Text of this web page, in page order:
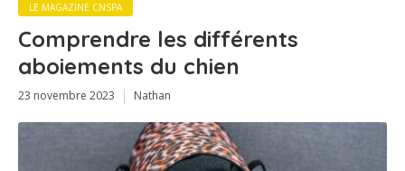
LE MAGAZINE CNSPA
Comprendre les différents
aboiements du chien
23 novembre 2023 Nathan